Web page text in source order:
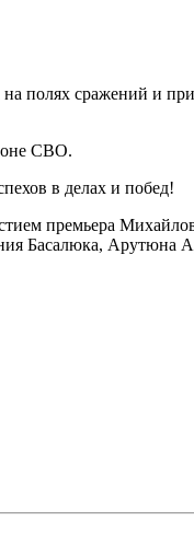
полях сражений и
СВО.
в делах и побед!
премьера
Арутюна